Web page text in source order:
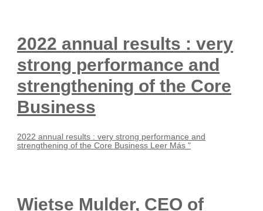
2022 annual results : very
strong performance and
strengthening of the Core
Business
2022 annual results : very strong performance and
strengthening of the Core Business Leer Más "
Wietse Mulder, CEO of